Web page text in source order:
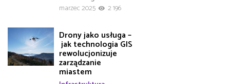
marzec 2025
2 196
Drony jako usługa –
jak technologia GIS
rewolucjonizuje
zarządzanie
miastem